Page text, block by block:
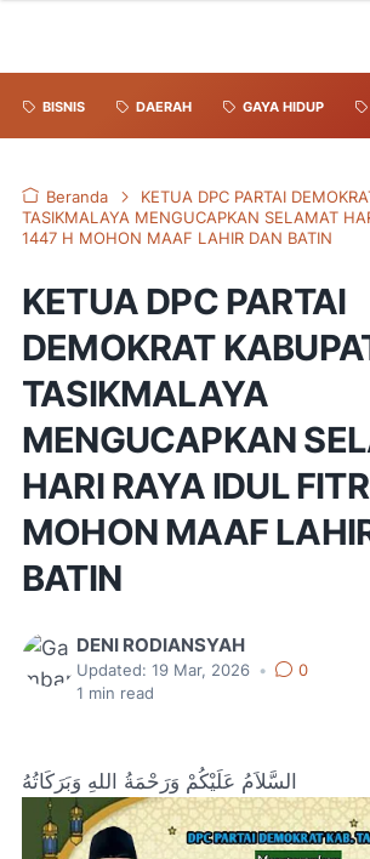
BISNIS DAERAH GAYA HIDUP
Beranda
KETUA DPC PARTAI
TASIKMALAYA MENGUCAPKAN SELAMAT
1447 H MOHON MAAF LAHIR DAN BATIN
KETUA DPC PARTAI
DEMOKRAT
TASIKMALAYA
MENGUCAPKAN
HARI RAYA IDUL
MOHON MAAF
BATIN
DENI RODIANSYAH
Updated: 19 Mar, 2026 •
0
1 min read
السَّلاَمُ عَلَيْكُمْ وَرَحْمَةُ اللهِ وَبَرَكَاتُهُ